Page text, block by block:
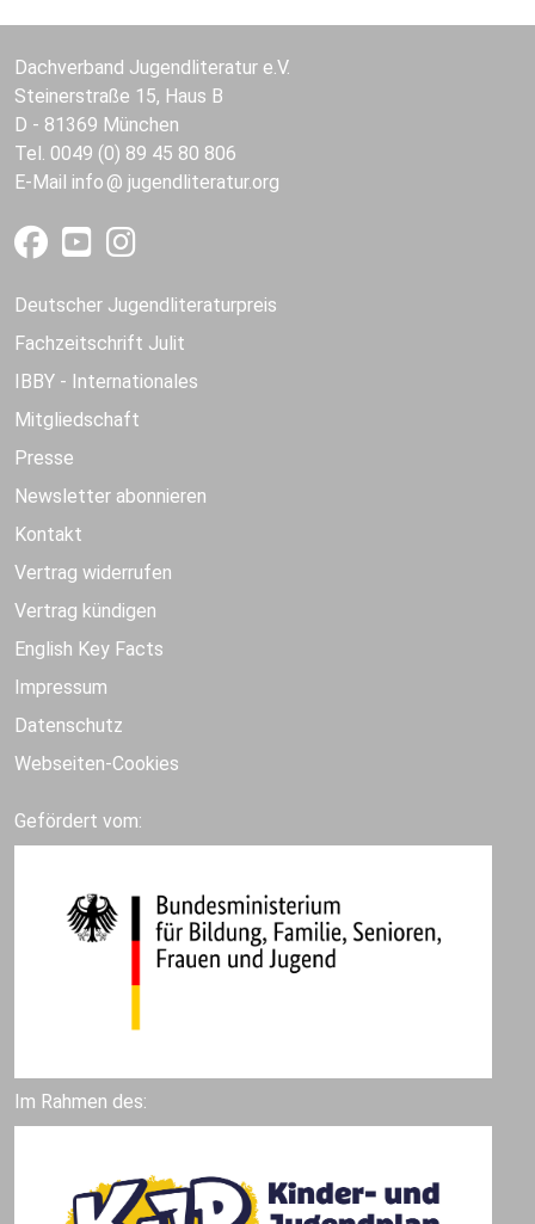
Dachverband Jugendliteratur e.V.
Steinerstraße 15, Haus B
D - 81369 München
Tel. 0049 (0) 89 45 80 806
E-Mail info jugendliteratur.org
Deutscher Jugendliteraturpreis
Fachzeitschrift Julit
IBBY - Internationales
Mitgliedschaft
Presse
Newsletter abonnieren
Kontakt
Vertrag widerrufen
Vertrag kündigen
English Key Facts
Impressum
Datenschutz
Webseiten-Cookies
Gefördert vom:
Im Rahmen des: